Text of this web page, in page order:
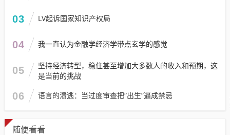
03 LV起诉国家知识产权局
04 我一直认为金融学经济学带点玄学的感觉
05
坚持经济转型，稳住甚至增加大多数人的收入和预期，这
是当前的挑战
06 语言的溃逃：当过度审查把“出生”逼成禁忌
随便看看